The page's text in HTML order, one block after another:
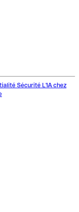
Sécurité L'IA chez